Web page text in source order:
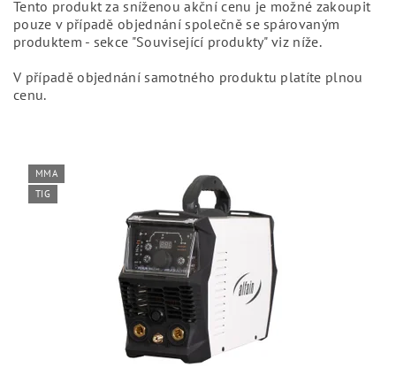
Tento produkt za sníženou akční cenu je možné zakoupit
pouze v případě objednání společně se spárovaným
produktem - sekce "Související produkty" viz níže.
V případě objednání samotného produktu platíte plnou
cenu.
MMA
TIG